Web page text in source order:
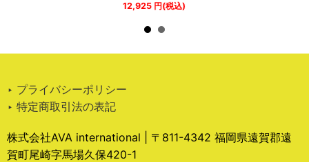
12,925 円(税込)
‣ プライバシーポリシー
‣ 特定商取引法の表記
株式会社AVA international | 〒811-4342 福岡県遠賀郡遠
賀町尾崎字馬場久保420-1